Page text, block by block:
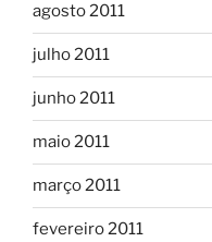
agosto 2011
julho 2011
junho 2011
maio 2011
março 2011
fevereiro 2011